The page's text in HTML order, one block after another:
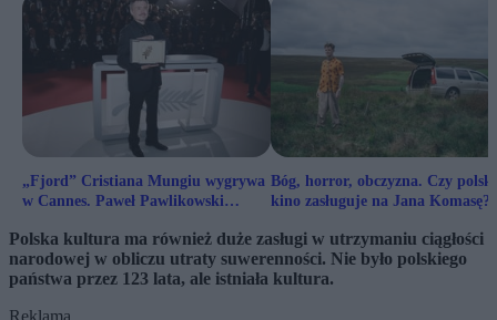
„Fjord” Cristiana Mungiu wygrywa
w Cannes. Paweł Pawlikowski
Bóg, horror, obczyzna. Czy
kino zasługuje na Jana Komasę?
Polska kultura ma również duże zasługi w utrzymaniu ciągłości
narodowej w obliczu utraty suwerenności. Nie było polskiego
państwa przez 123 lata, ale istniała kultura.